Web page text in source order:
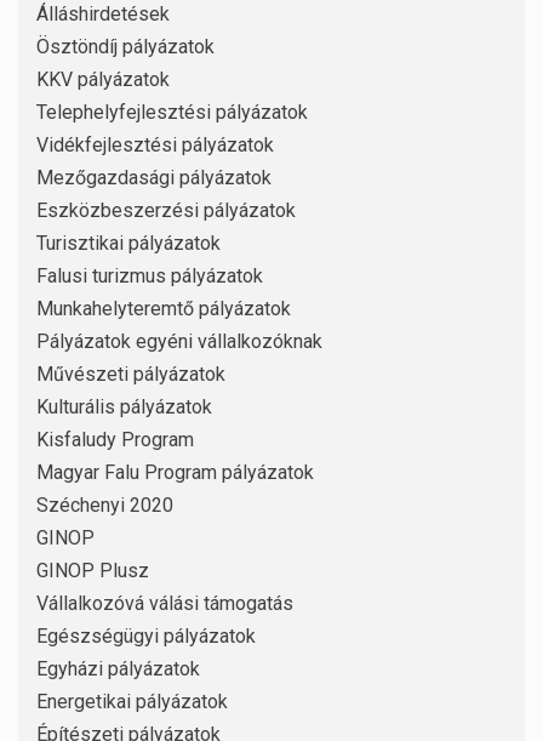
Álláshirdetések
Ösztöndíj pályázatok
KKV pályázatok
Telephelyfejlesztési pályázatok
Vidékfejlesztési pályázatok
Mezőgazdasági pályázatok
Eszközbeszerzési pályázatok
Turisztikai pályázatok
Falusi turizmus pályázatok
Munkahelyteremtő pályázatok
Pályázatok egyéni vállalkozóknak
Művészeti pályázatok
Kulturális pályázatok
Kisfaludy Program
Magyar Falu Program pályázatok
Széchenyi 2020
GINOP
GINOP Plusz
Vállalkozóvá válási támogatás
Egészségügyi pályázatok
Egyházi pályázatok
Energetikai pályázatok
Építészeti pályázatok